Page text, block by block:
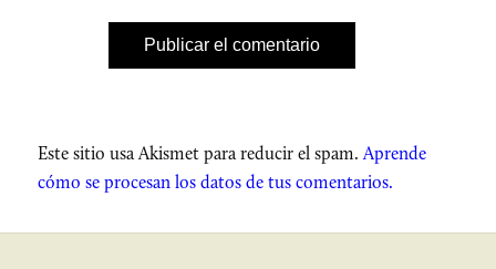
Este sitio usa Akismet para reducir el spam.Aprende
cómo se procesan los datos de tus comentarios.